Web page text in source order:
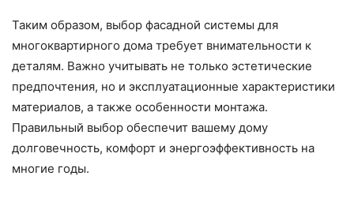
Таким образом, выбор фасадной системы для
многоквартирного дома требует внимательности к
деталям. Важно учитывать не только эстетические
предпочтения, но и эксплуатационные характеристики
материалов, а также особенности монтажа.
Правильный выбор обеспечит вашему дому
долговечность, комфорт и энергоэффективность на
многие годы.